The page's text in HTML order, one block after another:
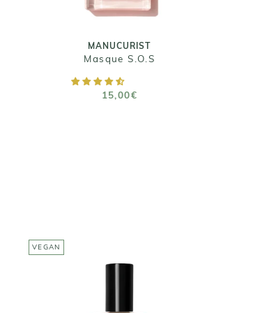
MANUCURIST
Masque S.O.S
15,00€
AJOUTER AU PANIER
VEGAN
Vernis Green
11,20€